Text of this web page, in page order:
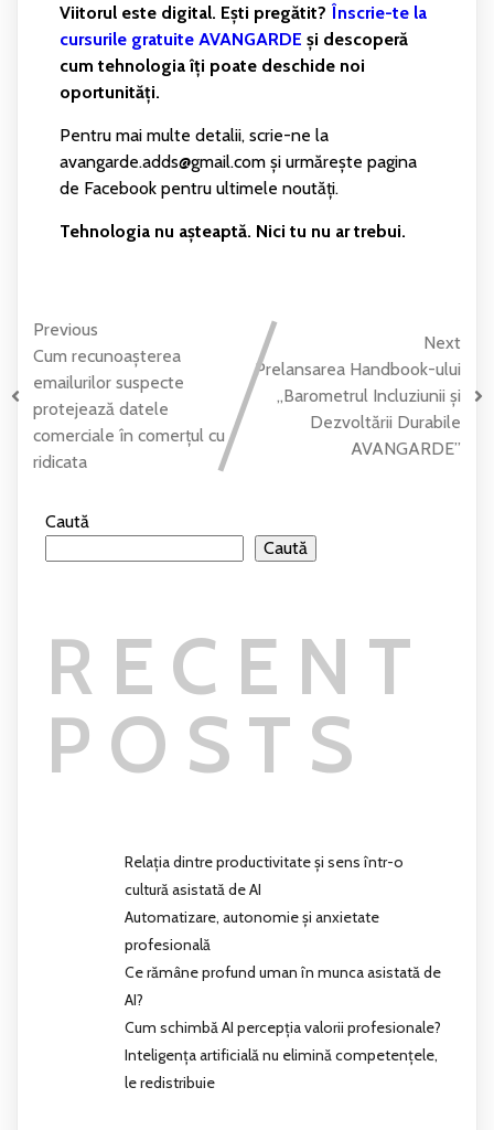
Viitorul este digital. Ești pregătit? Înscrie-te la
cursurile gratuite AVANGARDE și descoperă
cum tehnologia îți poate deschide noi
oportunități.
Pentru mai multe detalii, scrie-ne la
avangarde.adds@gmail.com și urmărește pagina
de Facebook pentru ultimele noutăți.
Tehnologia nu așteaptă. Nici tu nu ar trebui.
Previous
Cum recunoașterea
emailurilor suspecte
protejează datele
comerciale în comerțul cu
ridicata
Next
Prelansarea Handbook-ului
„Barometrul Incluziunii și
Dezvoltării Durabile
AVANGARDE”
Caută
Caută
RECENT
POSTS
Relația dintre productivitate și sens într-o
cultură asistată de AI
Automatizare, autonomie și anxietate
profesională
Ce rămâne profund uman în munca asistată de
AI?
Cum schimbă AI percepția valorii profesionale?
Inteligența artificială nu elimină competențele,
le redistribuie